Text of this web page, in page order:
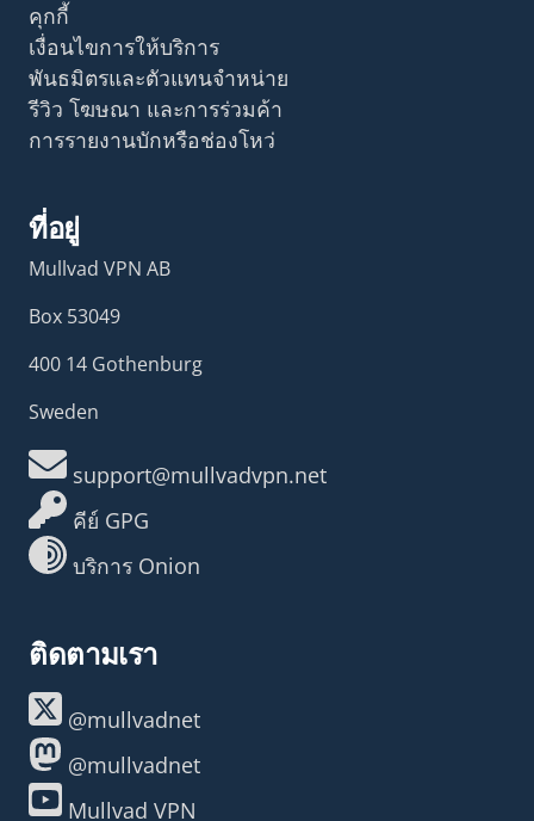
คุกกี้
เงื่อนไขการให้บริการ
พันธมิตรและตัวแทนจำหน่าย
รีวิว โฆษณา และการร่วมค้า
การรายงานบักหรือช่องโหว่
ที่อยู่
Mullvad VPN AB
Box 53049
400 14 Gothenburg
Sweden
support@mullvadvpn.net
คีย์ GPG
บริการ Onion
ติดตามเรา
@mullvadnet
@mullvadnet
Mullvad VPN